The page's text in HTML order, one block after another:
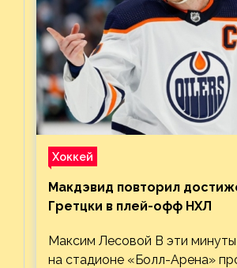
Хоккей
Макдэвид повторил
Гретцки в плей-офф НХЛ
Максим Лесовой В эти
на стадионе «Болл-Арена»